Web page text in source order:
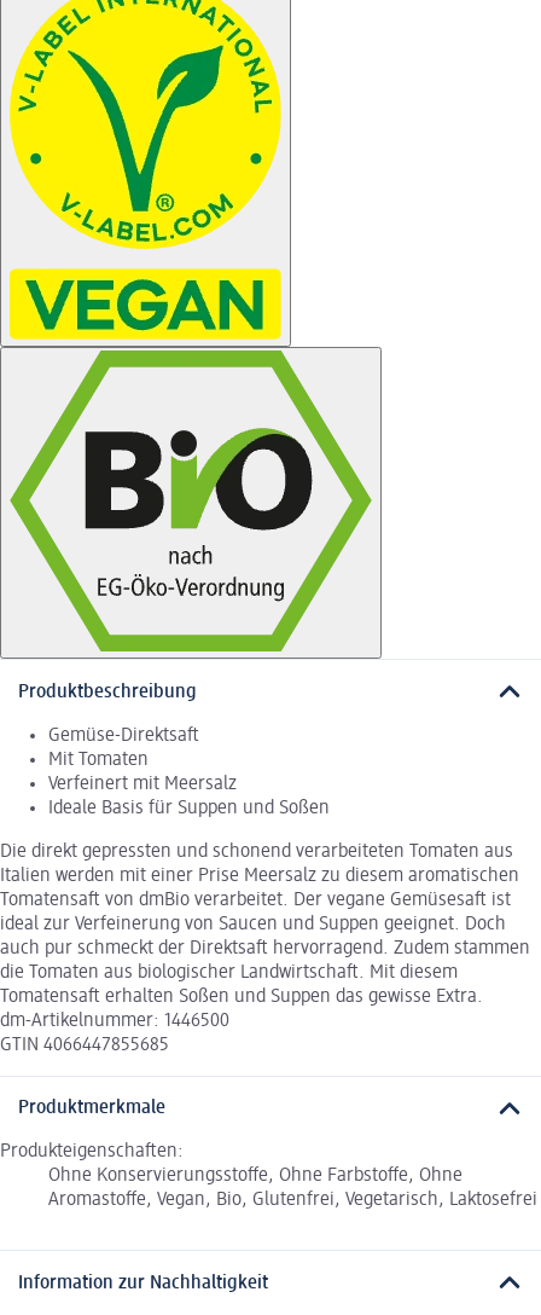
Produktbeschreibung
Gemüse-Direktsaft
Mit Tomaten
Verfeinert mit Meersalz
Ideale Basis für Suppen und Soßen
Die direkt gepressten und schonend verarbeiteten Tomaten aus
Italien werden mit einer Prise Meersalz zu diesem aromatischen
Tomatensaft von dmBio verarbeitet. Der vegane Gemüsesaft ist
ideal zur Verfeinerung von Saucen und Suppen geeignet. Doch
auch pur schmeckt der Direktsaft hervorragend. Zudem stammen
die Tomaten aus biologischer Landwirtschaft. Mit diesem
Tomatensaft erhalten Soßen und Suppen das gewisse Extra.
dm-Artikelnummer: 1446500
GTIN 4066447855685
Produktmerkmale
Produkteigenschaften:
Ohne Konservierungsstoffe, Ohne Farbstoffe, Ohne
Aromastoffe, Vegan, Bio, Glutenfrei, Vegetarisch, Laktosefrei
Information zur Nachhaltigkeit